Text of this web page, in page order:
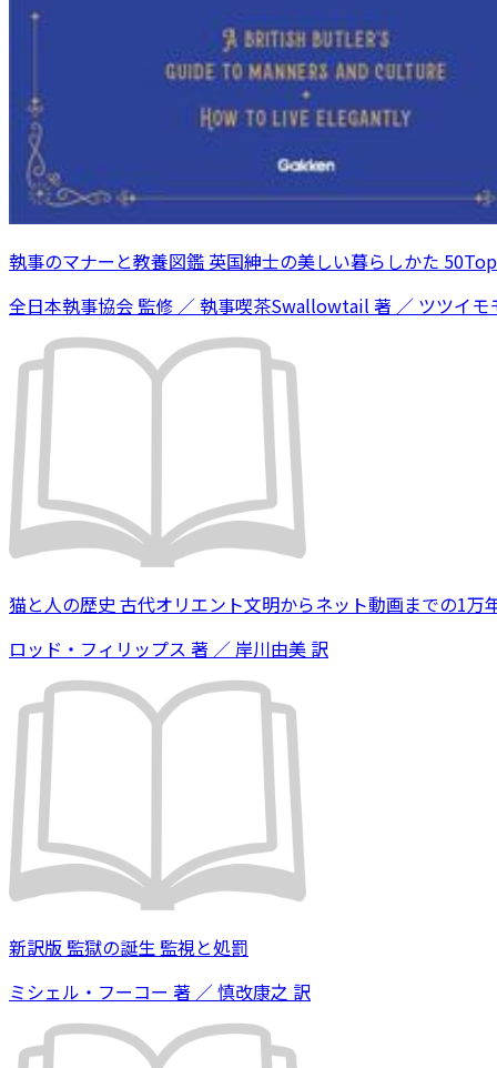
執事のマナーと教養図鑑 英国紳士の美しい暮らしかた
全日本執事協会 監修 ／ 執事喫茶Swallowtail 著 ／ ツツイ
猫と人の歴史 古代オリエント文明からネット動画までの1万
ロッド・フィリップス 著 ／ 岸川由美 訳
新訳版 監獄の誕生 監視と処罰
ミシェル・フーコー 著 ／ 慎改康之 訳